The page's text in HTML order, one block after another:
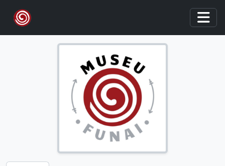
Skip to main content